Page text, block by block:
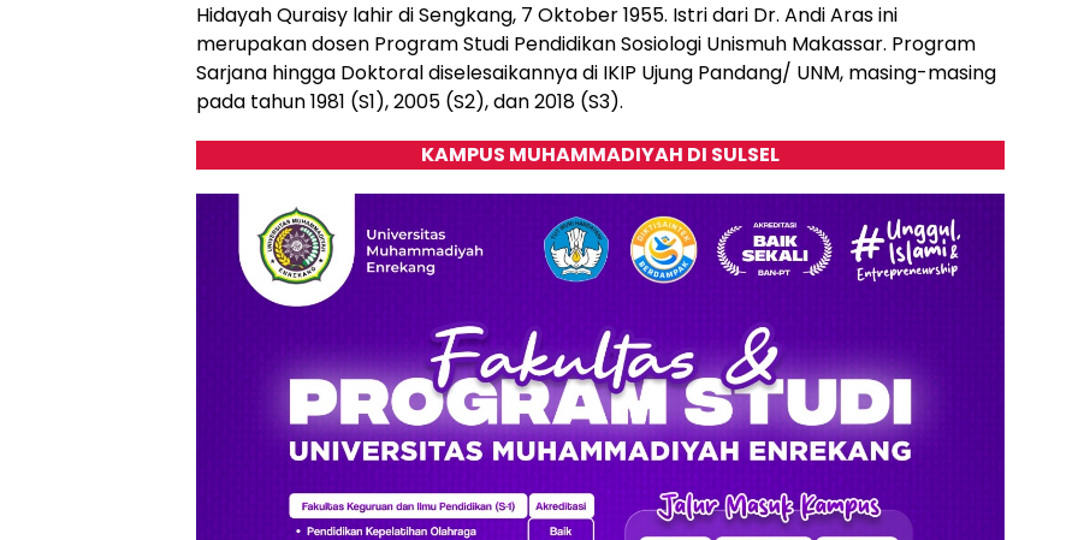
Hidayah Quraisy lahir di Sengkang, 7 Oktober 1955. Istri dari Dr. Andi Aras ini
merupakan dosen Program Studi Pendidikan Sosiologi Unismuh Makassar. Program
Sarjana hingga Doktoral diselesaikannya di IKIP Ujung Pandang/ UNM, masing-masing
pada tahun 1981 (S1), 2005 (S2), dan 2018 (S3).
KAMPUS MUHAMMADIYAH DI SULSEL